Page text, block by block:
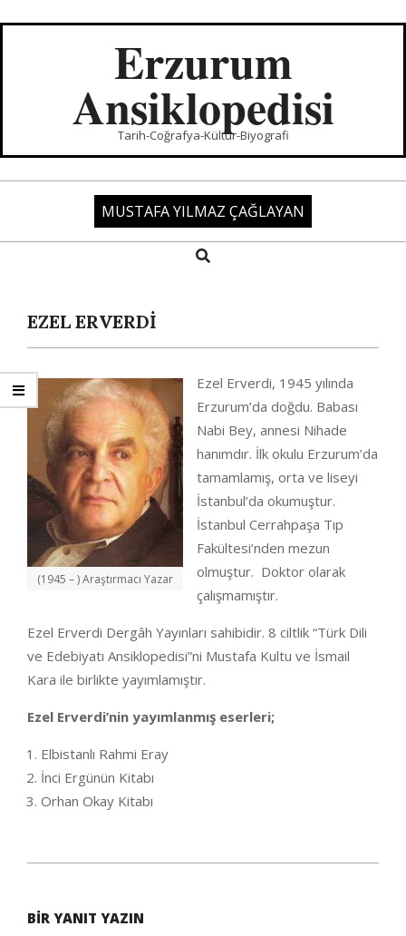
Erzurum
Ansiklopedisi
Tarih-Coğrafya-Kültür-Biyografi
MUSTAFA YILMAZ ÇAĞLAYAN
Search
EZEL ERVERDİ
(1945 – ) Araştırmacı Yazar
Ezel Erverdi, 1945 yılında
Erzurum’da doğdu. Babası
Nabi Bey, annesi Nihade
hanımdır. İlk okulu Erzurum’da
tamamlamış, orta ve liseyi
İstanbul’da okumuştur.
İstanbul Cerrahpaşa Tıp
Fakültesi’nden mezun
olmuştur. Doktor olarak
çalışmamıştır.
Ezel Erverdi Dergâh Yayınları sahibidir. 8 ciltlik “Türk Dili
ve Edebiyatı Ansiklopedisi”ni Mustafa Kultu ve İsmail
Kara ile birlikte yayımlamıştır.
Ezel Erverdi’nin yayımlanmış eserleri;
Elbistanlı Rahmi Eray
İnci Ergünün Kitabı
Orhan Okay Kitabı
04
BIR YANIT YAZIN